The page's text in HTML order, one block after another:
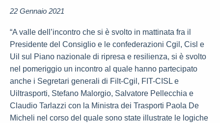
22 Gennaio 2021
“A valle dell’incontro che si è svolto in mattinata fra il
Presidente del Consiglio e le confederazioni Cgil, Cisl e
Uil sul Piano nazionale di ripresa e resilienza, si è svolto
nel pomeriggio un incontro al quale hanno partecipato
anche i Segretari generali di Filt-Cgil, FIT-CISL e
Uiltrasporti, Stefano Malorgio, Salvatore Pellecchia e
Claudio Tarlazzi con la Ministra dei Trasporti Paola De
Micheli nel corso del quale sono state illustrate le logiche